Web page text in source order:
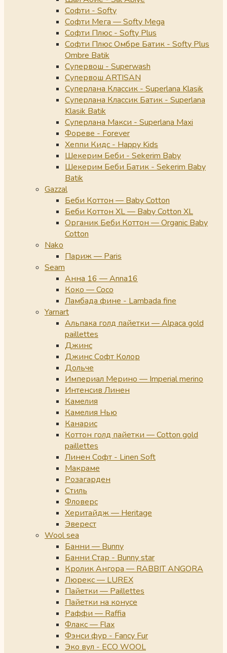
Софти - Softy
Софти Мега — Softy Mega
Софти Плюс - Softy Plus
Софти Плюс Омбре Батик - Softy Plus
Ombre Batik
Супервош - Superwash
Супервош ARTISAN
Суперлана Классик - Superlana Klasik
Суперлана Классик Батик - Superlana
Klasik Batik
Суперлана Макси - Superlana Maxi
Фореве - Forever
Хеппи Кидс - Happy Kids
Шекерим Беби - Sekerim Baby
Шекерим Беби Батик - Sekerim Baby
Batik
Gazzal
Беби Коттон — Baby Cotton
Беби Коттон XL — Baby Cotton XL
Органик Беби Коттон — Organic Baby
Cotton
Nako
Париж — Paris
Seam
Анна 16 — Anna16
Коко — Coco
Ламбада фине - Lambada fine
Yarnart
Альпака голд пайетки — Alpaca gold
paillettes
Джинс
Джинс Софт Колор
Дольче
Империал Мерино — Imperial merino
Интенсив Линен
Камелия
Камелия Нью
Канарис
Коттон голд пайетки — Cotton gold
paillettes
Линен Софт - Linen Soft
Макраме
Розагарден
Стиль
Фловерс
Херитайдж — Heritage
Эверест
Wool sea
Банни — Bunny
Банни Стар - Bunny star
Кролик Ангора — RABBIT ANGORA
Люрекс — LUREX
Пайетки — Paillettes
Пайетки на конусе
Раффи — Raffia
Флакс — Flax
Фэнси фур - Fancy Fur
Эко вул - ECO WOOL